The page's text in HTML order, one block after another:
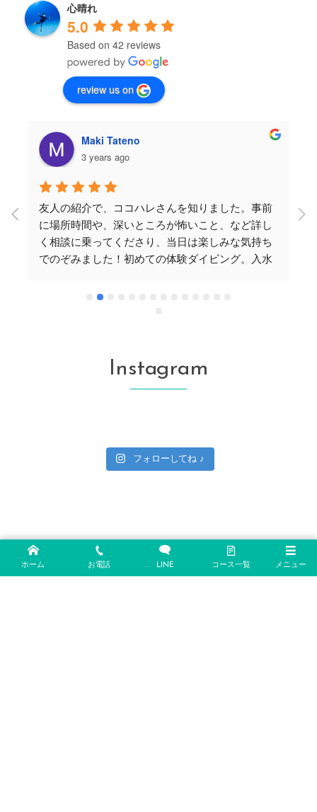
心晴れ
5.0
Based on 42 reviews
review us on
Maki Tateno
3 years ago
友人の紹介で、ココハレさんを知りました。事前
に場所時間や、深いところが怖いこと、など詳し
く相談に乗ってくださり、当日は楽しみな気持ち
でのぞみました！初めての体験ダイビング。入水
ざ、海中へ。最初は不安でしたが、手を引いてい
たくさん見れました。お2人のインストラクターさ
んは、とても気さくで、ここでお願いできて、本
当よかったと思います！また行きたいです！
Instagram
フォローしてね ♪
メニュー
ホーム お電話 LINE コース一覧